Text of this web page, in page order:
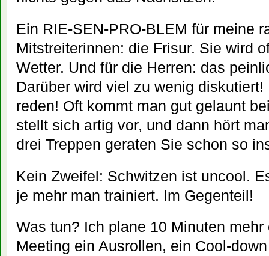
Ein RIE-SEN-PRO-BLEM für meine
Mitstreiterinnen: die Frisur. Sie wird
Wetter. Und für die Herren: das
Darüber wird viel zu wenig
reden! Oft kommt man gut gelaunt
stellt sich artig vor, und dann hört
drei Treppen geraten Sie schon so
Kein Zweifel: Schwitzen ist uncool.
je mehr man trainiert. Im Gegenteil!
Was tun? Ich plane 10 Minuten
Meeting ein Ausrollen, ein Cool-